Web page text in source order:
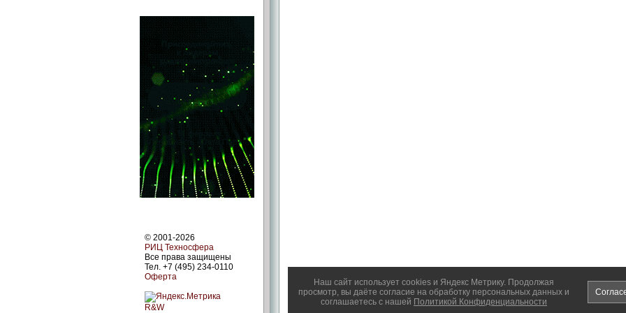
Наш сайт использует cookies и Яндекс Метрику. Продолжая
просмотр, вы даёте согласие на обработку персональных данных и
соглашаетесь с нашей Политикой Конфиденциальности
© 2001-2026
РИЦ Техносфера
Все права защищены
Тел. +7 (495) 234-0110
Оферта
R&W